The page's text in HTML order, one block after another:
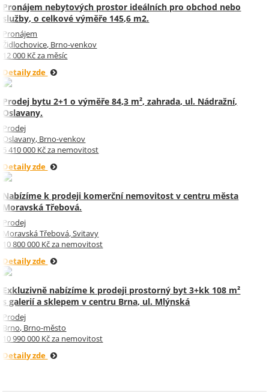
Pronájem nebytových prostor ideálních pro obchod nebo
služby, o celkové výměře 145,6 m2.
Pronájem
Židlochovice, Brno-venkov
12 000 Kč za měsíc
Detaily zde
Prodej bytu 2+1 o výměře 84,3 m², zahrada, ul. Nádražní,
Oslavany.
Prodej
Oslavany, Brno-venkov
5 410 000 Kč za nemovitost
Detaily zde
Nabízíme k prodeji komerční nemovitost v centru města
Moravská Třebová.
Prodej
Moravská Třebová, Svitavy
10 800 000 Kč za nemovitost
Detaily zde
Exkluzivně nabízíme k prodeji prostorný byt 3+kk 108 m²
s galerií a sklepem v centru Brna, ul. Mlýnská
Prodej
Brno, Brno-město
10 990 000 Kč za nemovitost
Detaily zde